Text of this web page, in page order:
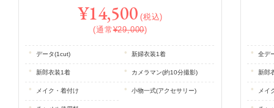
¥14,500 (税込)
(通常¥29,000)
データ(1cut) 新婦衣装1着
新郎衣装1着 カメラマン(約10分撮影)
メイク・着付け 小物一式(アクセサリー)
全デ
新郎
メイ